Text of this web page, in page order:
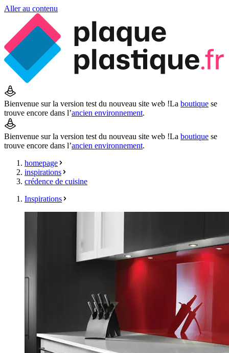
Aller au contenu
Bienvenue sur la version test du nouveau site web !La boutique se
trouve encore dans l’ancien environnement.
Bienvenue sur la version test du nouveau site web !La boutique se
trouve encore dans l’ancien environnement.
homepage
inspirations
crédence de cuisine
Inspirations